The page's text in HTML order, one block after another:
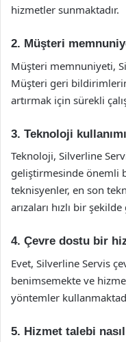
hizmetler sunmaktadır.
2. Müşteri
Müşteri memnuniyeti,
Müşteri geri
artırmak için sürekli
3. Teknoloji
Teknoloji, Silverline
geliştirmesinde önemli
teknisyenler, en son
arızaları hızlı bir
4. Çevre dostu bir
Evet, Silverline Servis
benimsemekte ve
yöntemler
5. Hizmet talebi nasıl